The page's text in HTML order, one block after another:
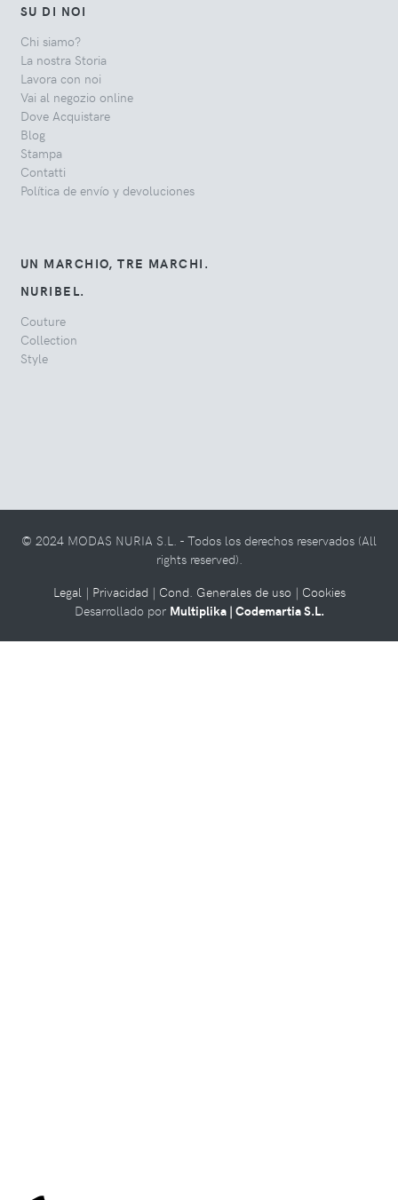
SU DI NOI
Chi siamo?
La nostra Storia
Lavora con noi
Vai al negozio online
Dove Acquistare
Blog
Stampa
Contatti
Política de envío y devoluciones
UN MARCHIO, TRE MARCHI.
NURIBEL.
Couture
Collection
Style
© 2024 MODAS NURIA S.L. - Todos los derechos reservados (All
rights reserved).
Legal | Privacidad | Cond. Generales de uso | Cookies
Desarrollado por Multiplika | Codemartia S.L.